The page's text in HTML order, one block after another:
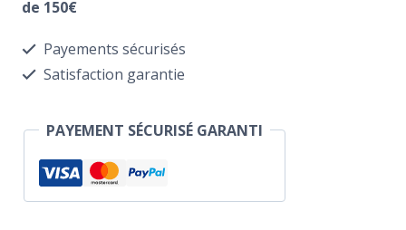
Staleks
Pro
100/7
de 150€
Payements sécurisés
Satisfaction garantie
PAYEMENT SÉCURISÉ GARANTI